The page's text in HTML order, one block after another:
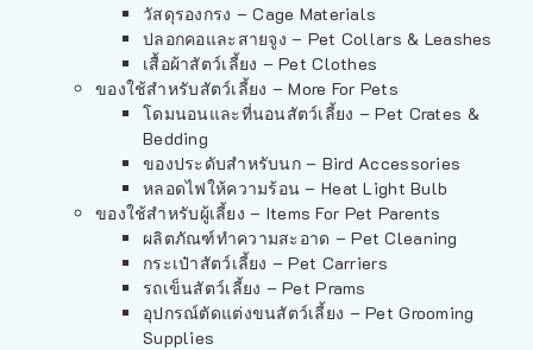
วัสดุรองกรง – Cage Materials
ปลอกคอและสายจูง – Pet Collars & Leashes
เสื้อผ้าสัตว์เลี้ยง – Pet Clothes
ของใช้สำหรับสัตว์เลี้ยง – More For Pets
โดมนอนและที่นอนสัตว์เลี้ยง – Pet Crates &
Bedding
ของประดับสำหรับนก – Bird Accessories
หลอดไฟให้ความร้อน – Heat Light Bulb
ของใช้สำหรับผู้เลี้ยง – Items For Pet Parents
ผลิตภัณฑ์ทำความสะอาด – Pet Cleaning
กระเป๋าสัตว์เลี้ยง – Pet Carriers
รถเข็นสัตว์เลี้ยง – Pet Prams
อุปกรณ์ตัดแต่งขนสัตว์เลี้ยง – Pet Grooming
Supplies